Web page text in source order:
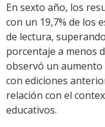
En sexto año, los
con un 19,7% de los
de lectura,
porcentaje a menos
observó un aumento
con ediciones
relación con el
educativos.